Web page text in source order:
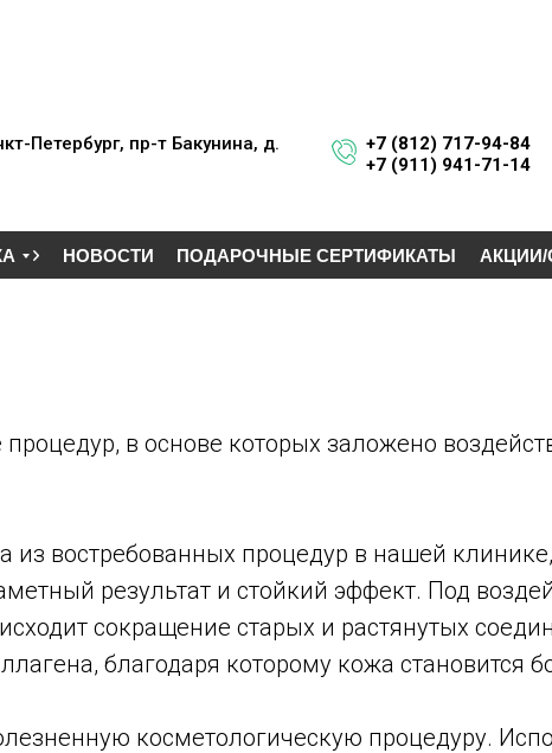
Петербург, пр-т Бакунина, д.
+7 (812) 717-94-84
+7 (911) 941-71-14
НОВОСТИ ПОДАРОЧНЫЕ СЕРТИФИКАТЫ АКЦИИ/
в основе которых заложено
востребованных процедур в нашей
результат и стойкий эффект. Под
сокращение старых и растянутых
благодаря которому кожа становится
косметологическую процедуру.